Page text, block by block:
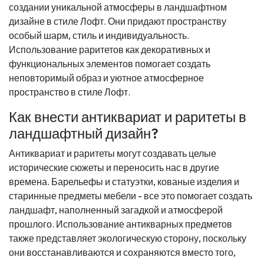
создании уникальной атмосферы в ландшафтном
дизайне в стиле Лофт. Они придают пространству
особый шарм, стиль и индивидуальность.
Использование раритетов как декоративных и
функциональных элементов помогает создать
неповторимый образ и уютное атмосферное
пространство в стиле Лофт.
Как внести антиквариат и раритеты в
ландшафтный дизайн?
Антиквариат и раритеты могут создавать целые
исторические сюжеты и переносить нас в другие
времена. Барельефы и статуэтки, кованые изделия и
старинные предметы мебели - все это помогает создать
ландшафт, наполненный загадкой и атмосферой
прошлого. Использование антикварных предметов
также представляет экологическую сторону, поскольку
они восстанавливаются и сохраняются вместо того,